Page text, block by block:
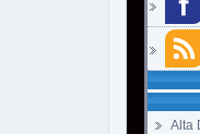
Alta